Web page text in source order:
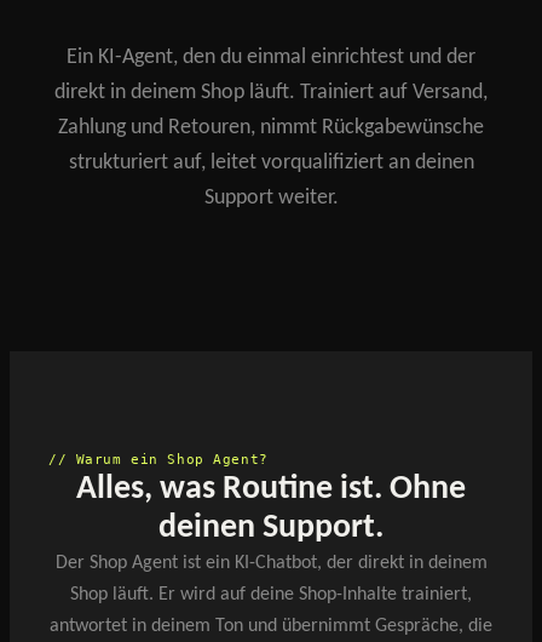
Ein KI-Agent, den du einmal einrichtest und der
direkt in deinem Shop läuft. Trainiert auf Versand,
Zahlung und Retouren, nimmt Rückgabewünsche
strukturiert auf, leitet vorqualifiziert an deinen
Support weiter.
// Warum ein Shop Agent?
Alles, was Routine ist. Ohne
deinen Support.
Der Shop Agent ist ein KI-Chatbot, der direkt in deinem
Shop läuft. Er wird auf deine Shop-Inhalte trainiert,
antwortet in deinem Ton und übernimmt Gespräche, die